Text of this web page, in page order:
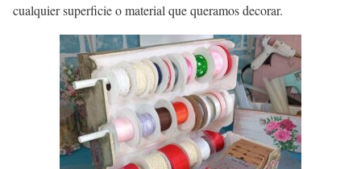
cualquier superficie o material que queramos decorar.